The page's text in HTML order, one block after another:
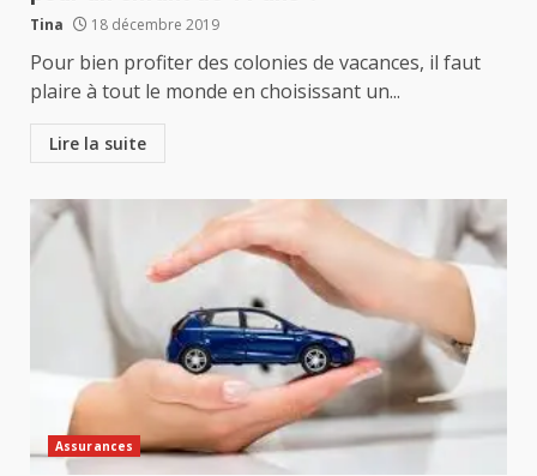
Tina 18 décembre 2019
Pour bien profiter des colonies de vacances, il faut
plaire à tout le monde en choisissant un...
Lire la suite
Assurances